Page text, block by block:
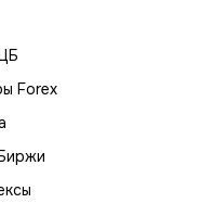
Forex